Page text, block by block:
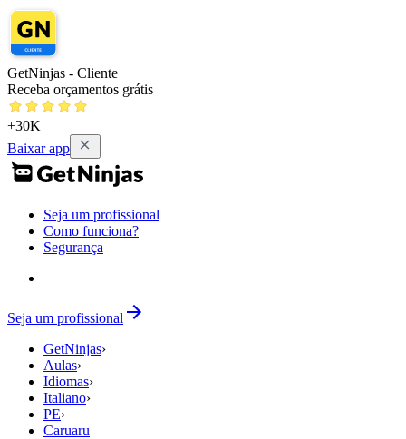
GetNinjas - Cliente
Receba orçamentos grátis
+30K
Baixar app
Seja um profissional
Como funciona?
Segurança
Seja um profissional
GetNinjas›
Aulas›
Idiomas›
Italiano›
PE›
Caruaru